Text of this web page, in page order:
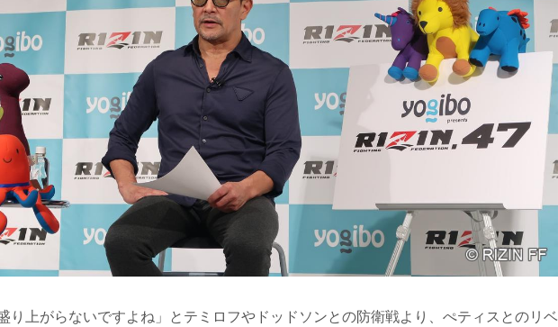
り上がらないですよね」とテミロフやドッドソンとの防衛戦より、ぺティスとのリベ